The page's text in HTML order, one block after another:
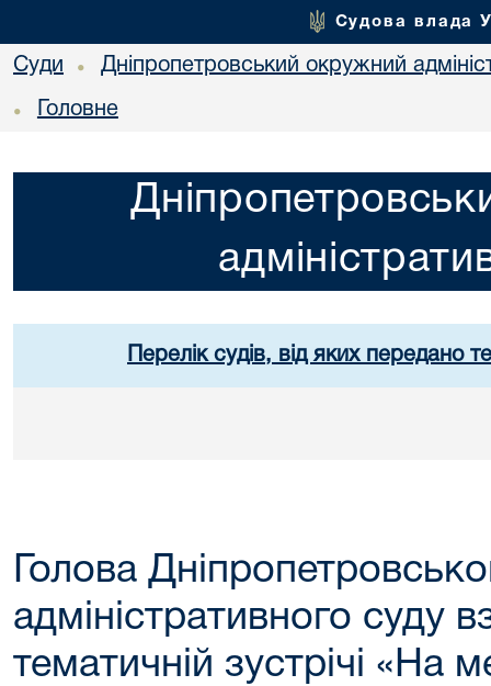
Судова влада
Суди • Дніпропетровський окружний
• Головне
Перелік судів, від яких передано
Голова
адміністративного суду
тематичній зустрічі «На